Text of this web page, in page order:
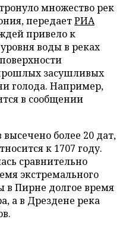
множество рек
передаетРИА
привело к
воды в реках
засушливых
голода. Например,
в сообщении
более 20 дат,
к 1707 году.
сравнительно
экстремального
в Пирне долгое время
а в Дрездене река